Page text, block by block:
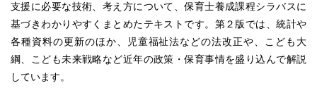
支援に必要な技術、考え方について、保育士養成課程シラバスに
基づきわかりやすくまとめたテキストです。第２版では、統計や
各種資料の更新のほか、児童福祉法などの法改正や、こども大
綱、こども未来戦略など近年の政策・保育事情を盛り込んで解説
しています。